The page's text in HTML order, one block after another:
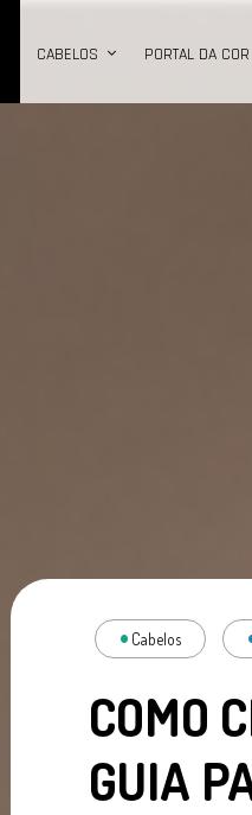
CABELOS PORTAL DA COR
Cabelos
COMO
GUIA